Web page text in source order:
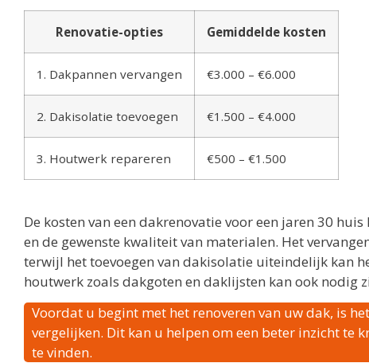
Renovatie-opties Gemiddelde kosten
1. Dakpannen vervangen €3.000 – €6.000
2. Dakisolatie toevoegen €1.500 – €4.000
3. Houtwerk repareren €500 – €1.500
De kosten van een dakrenovatie voor een jaren 30
en de gewenste kwaliteit van materialen. Het
terwijl het toevoegen van dakisolatie uiteindelijk kan
houtwerk zoals dakgoten en daklijsten kan ook nodig
Voordat u begint met het renoveren van uw dak, is
vergelijken. Dit kan u helpen om een beter inzicht
te vinden.